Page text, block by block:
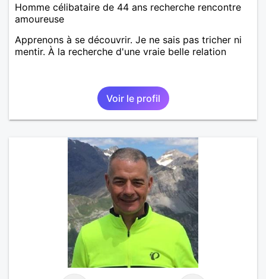
Homme célibataire de 44 ans recherche rencontre
amoureuse
Apprenons à se découvrir. Je ne sais pas tricher ni
mentir. À la recherche d'une vraie belle relation
Voir le profil